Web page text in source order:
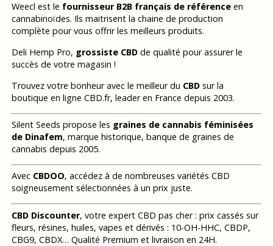
Weecl est le fournisseur B2B français de référenceen
cannabinoïdes. Ils maitrisent la chaine de production
complète pour vous offrir les meilleurs produits.
Deli Hemp Pro, grossiste CBDde qualité pour assurer le
succès de votre magasin !
Trouvez votre bonheur avec le meilleur du CBDsur la
boutique en ligne CBD.fr, leader en France depuis 2003.
Silent Seeds propose les graines de cannabis féminisées
de Dinafem, marque historique, banque de graines de
cannabis depuis 2005.
Avec CBDOO, accédez à de nombreuses variétés CBD
soigneusement sélectionnées à un prix juste.
CBD Discounter, votre expert CBD pas cher : prix cassés sur
fleurs, résines, huiles, vapes et dérivés : 10-OH-HHC, CBDP,
CBG9, CBDX… Qualité Premium et livraison en 24H.